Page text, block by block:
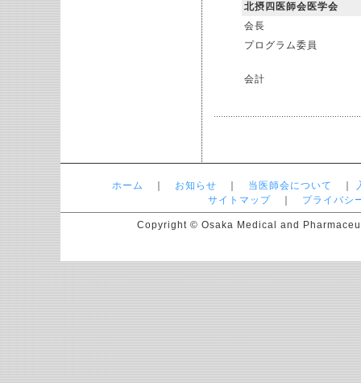
北摂四医師会医学会
会長
プログラム委員
会計
ホーム お知らせ 当医師会について
サイトマップ｜ プライバシ
Copyright © Osaka Medical and